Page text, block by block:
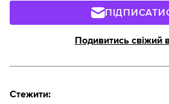
Подивитись свіжий
Стежити: